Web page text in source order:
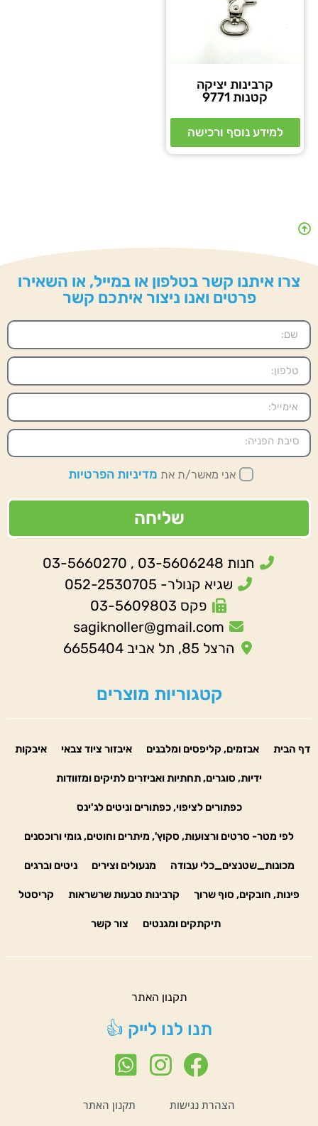
קרבינות יציקה
קטנות 9771
למידע נוסף ורכישה
צרו איתנו קשר בטלפון או במייל, או השאירו
פרטים ואנו ניצור איתכם קשר
אני מאשר/ת את מדיניות הפרטיות
שליחה
חנות 03-5606248 , 03-5660270
שגיא קנולר- 052-2530705
פקס 03-5609803
sagiknoller@gmail.com
הרצל 85, תל אביב 6655404
קטגוריות מוצרים
דף הבית אבזמים, קליפסים ומלבנים איבזור ציוד צבאי איבקות
ידיות, סוגרים, תחתיות ואביזרים לתיקים ומזוודות
כפתורים לציפוי, כפתורים וניטים לג'ינס
לפי מטר- סרטים ורצועות, סקוץ', מיתרים וחוטים, גומי ורוכסנים
מכונות_שטנצים_כלי עבודה מנעולים וצירים ניטים וברגים
פינות, חובקים, סוף שרוך קרבינות טבעות שרשראות קריסטל
תיקתקים ומגנטים צור קשר
תקנון האתר
תנו לנו לייק 👍
הצהרת נגישות תקנון האתר